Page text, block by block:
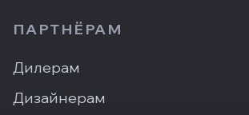
ПАРТНЁРАМ
Дилерам
Дизайнерам